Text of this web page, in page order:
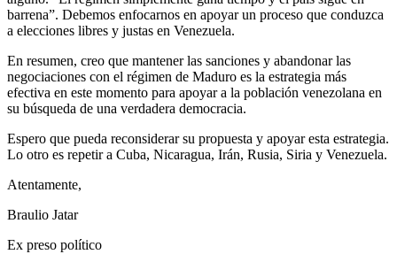
barrena”. Debemos enfocarnos en apoyar un proceso que conduzca
a elecciones libres y justas en Venezuela.
En resumen, creo que mantener las sanciones y abandonar las
negociaciones con el régimen de Maduro es la estrategia más
efectiva en este momento para apoyar a la población venezolana en
su búsqueda de una verdadera democracia.
Espero que pueda reconsiderar su propuesta y apoyar esta estrategia.
Lo otro es repetir a Cuba, Nicaragua, Irán, Rusia, Siria y Venezuela.
Atentamente,
Braulio Jatar
Ex preso político